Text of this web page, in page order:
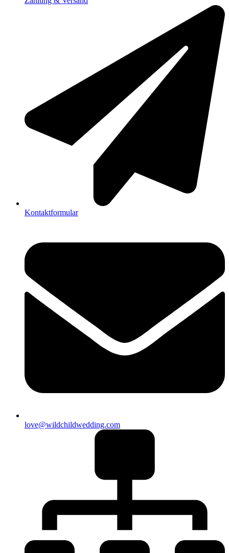
Kontaktformular
love@wildchildwedding.com